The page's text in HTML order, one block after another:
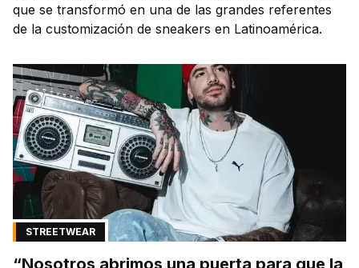
que se transformó en una de las grandes referentes
de la customización de sneakers en Latinoamérica.
STREETWEAR
“Nosotros abrimos una puerta para que la